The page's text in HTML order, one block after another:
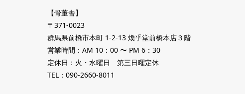
【骨董舎】
〒371-0023
群馬県前橋市本町 1-2-13 煥乎堂前橋本店３階
営業時間：AM 10：00 〜 PM 6：30
定休日：火・水曜日 第三日曜定休
TEL：090-2660-8011